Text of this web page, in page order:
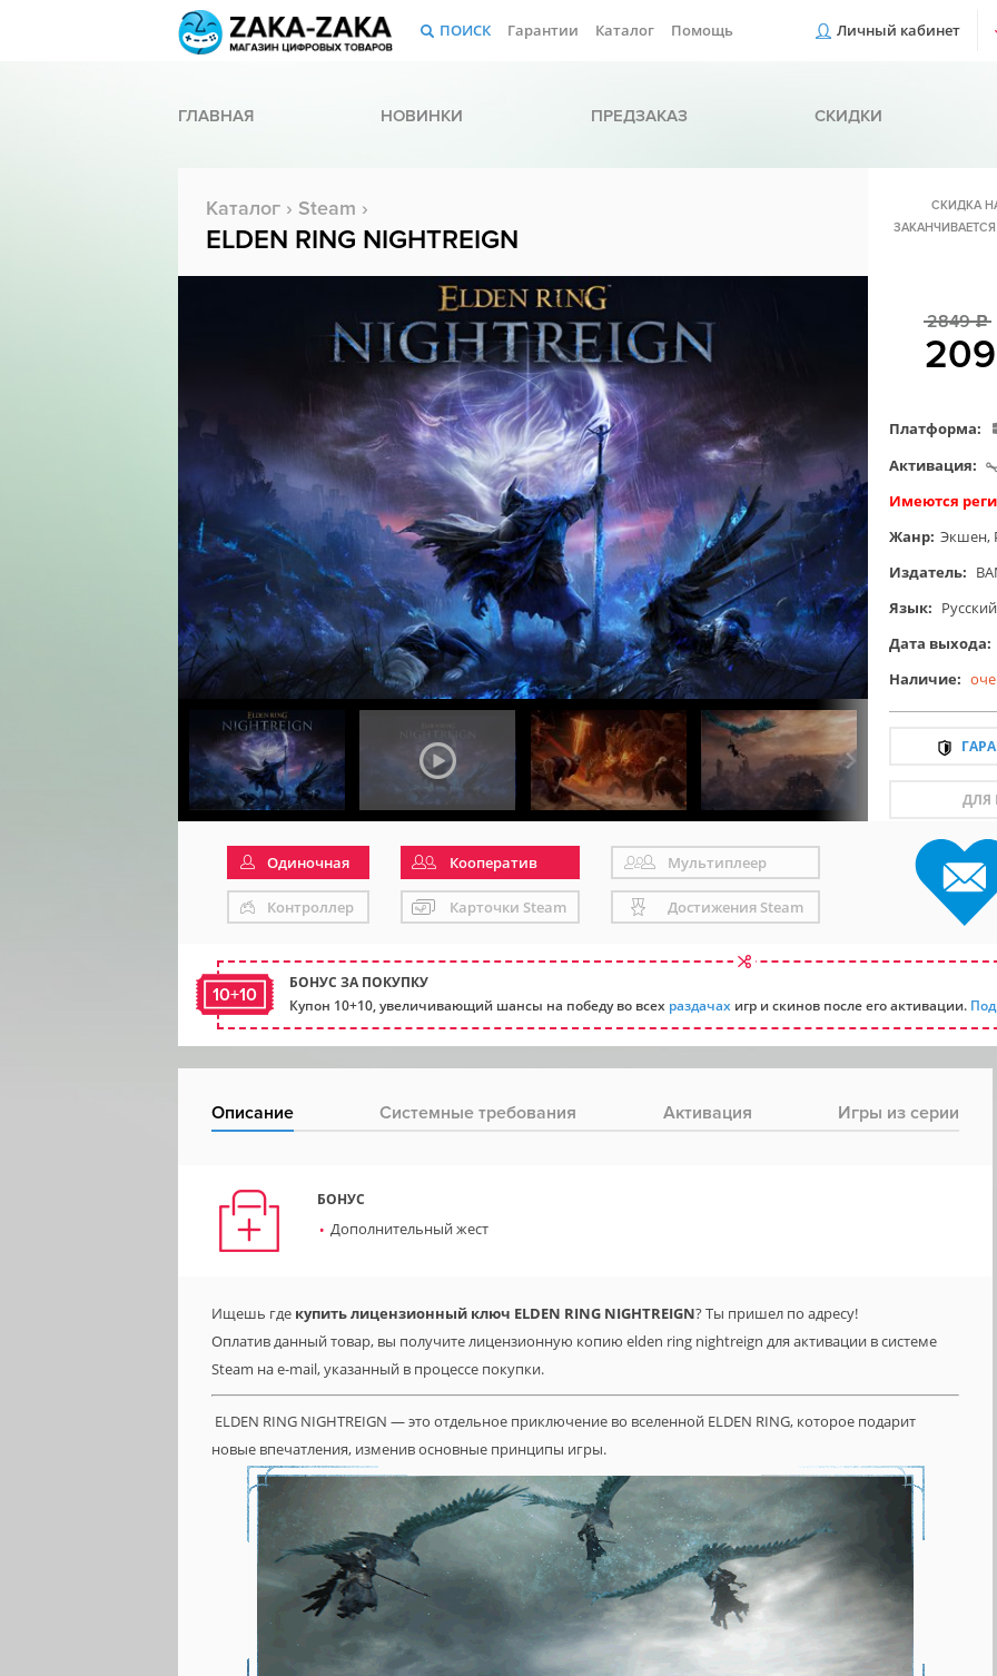
ПОИСК Гарантии Каталог Помощь Личный кабинет
ГЛАВНАЯ НОВИНКИ ПРЕДЗАКАЗ СКИДКИ
Каталог › Steam ›
ELDEN RING NIGHTREIGN
СКИДКА
ЗАКАНЧИВАЕТСЯ
2849c
Платформа:
Активация:
Имеются
Жанр: Экшен,
Издатель:
Язык:
Дата выхода:
Наличие:
ДЛЯ
Одиночная Кооператив Мультиплеер
Контроллер Карточки Steam Достижения Steam
10+10
БОНУС ЗА ПОКУПКУ
Купон 10+10, увеличивающий шансы на победу во всех раздачах игр и скинов после его активации.
Описание Системные требования Активация Игры из серии
БОНУС
Дополнительный жест
Ищешь где купить лицензионный ключ ELDEN RING NIGHTREIGN? Ты пришел по адресу!
Оплатив данный товар, вы получите лицензионную копию elden ring nightreign для активации в системе
Steam на e-mail, указанный в процессе покупки.
ELDEN RING NIGHTREIGN — это отдельное приключение во вселенной ELDEN RING, которое подарит
новые впечатления, изменив основные принципы игры.